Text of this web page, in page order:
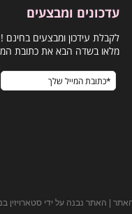
עדכונים ומבצעים
לקבלת עידכון ומבצעים בחינם !
מלאו בשדה הבא את כתובת
| האתר נבנה על ידי סטארויזין